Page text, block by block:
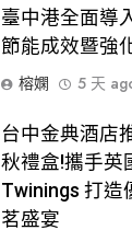
臺中港全面導
節能成效暨強
榕嫻
5 天
台中金典酒店
秋禮盒!攜手英
Twinings 打造
茗盛宴